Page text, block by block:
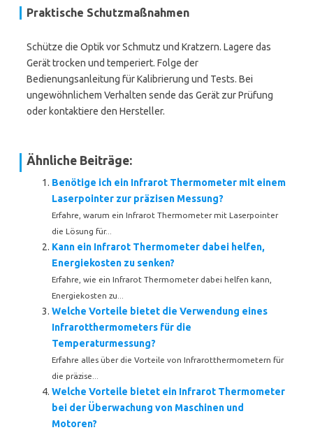
Praktische Schutzmaßnahmen
Schütze die Optik vor Schmutz und Kratzern. Lagere das
Gerät trocken und temperiert. Folge der
Bedienungsanleitung für Kalibrierung und Tests. Bei
ungewöhnlichem Verhalten sende das Gerät zur Prüfung
oder kontaktiere den Hersteller.
Ähnliche Beiträge:
Benötige ich ein Infrarot Thermometer mit einem
Laserpointer zur präzisen Messung?
Erfahre, warum ein Infrarot Thermometer mit Laserpointer
die Lösung für...
Kann ein Infrarot Thermometer dabei helfen,
Energiekosten zu senken?
Erfahre, wie ein Infrarot Thermometer dabei helfen kann,
Energiekosten zu...
Welche Vorteile bietet die Verwendung eines
Infrarotthermometers für die
Temperaturmessung?
Erfahre alles über die Vorteile von Infrarotthermometern für
die präzise...
Welche Vorteile bietet ein Infrarot Thermometer
bei der Überwachung von Maschinen und
Motoren?